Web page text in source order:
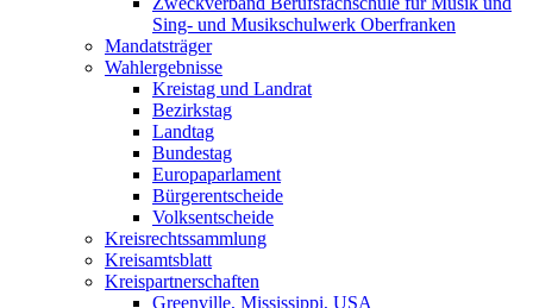
Sing- und Musikschulwerk Oberfranken
Mandatsträger
Wahlergebnisse
Kreistag und Landrat
Bezirkstag
Landtag
Bundestag
Europaparlament
Bürgerentscheide
Volksentscheide
Kreisrechtssammlung
Kreisamtsblatt
Kreispartnerschaften
Greenville, Mississippi, USA